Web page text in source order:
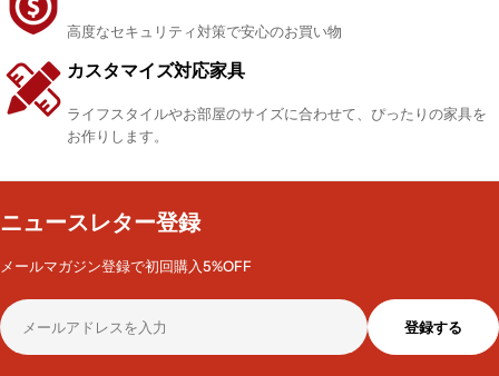
高度なセキュリティ対策で安心のお買い物
カスタマイズ対応家具
ライフスタイルやお部屋のサイズに合わせて、ぴったりの家具を
お作りします。
ニュースレター登録
メールマガジン登録で初回購入5%OFF
メ
ー
ル
登録する